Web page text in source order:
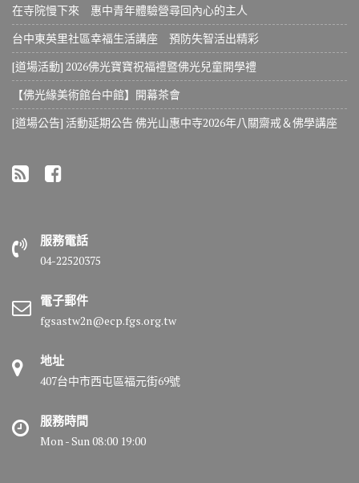
在寺院慢下來 惠中青年體驗營尋回內心的主人
台中東英里社區幸福生活講座 預防失智活出精彩
[道場活動] 2026佛光寶寶祝福禮暨佛光兒童開學禮
【佛光緣美術館台中館】開幕茶會
[道場公告] 活動延期公告 佛光山惠中寺2026年八關齋戒＆佛學講座
服務電話
04-22520375
電子郵件
fgsastw2n@ecp.fgs.org.tw
地址
407台中市西屯區福元街69號
服務時間
Mon - Sun 08:00 19:00